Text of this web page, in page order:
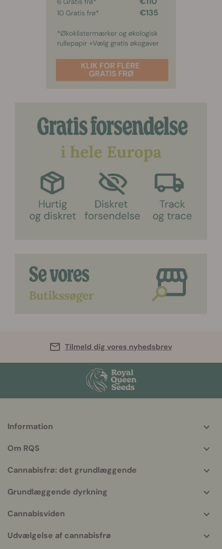
Tilmeld dig vores nyhedsbrev
More
info
Information
Om RQS
Cannabisfrø: det grundlæggende
Grundlæggende dyrkning
Cannabisviden
Udvælgelse af cannabisfrø